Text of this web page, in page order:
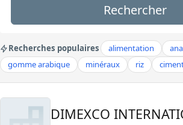
Rechercher
Recherches populaires alimentation
gomme arabique
minéraux riz
DIMEXCO